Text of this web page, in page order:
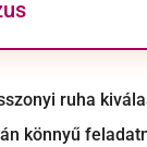
ruha
könnyű